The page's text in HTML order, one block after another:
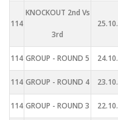
114
KNOCKOUT 2nd Vs
3rd
114 GROUP - ROUND 5
114 GROUP - ROUND 4
114 GROUP - ROUND 3